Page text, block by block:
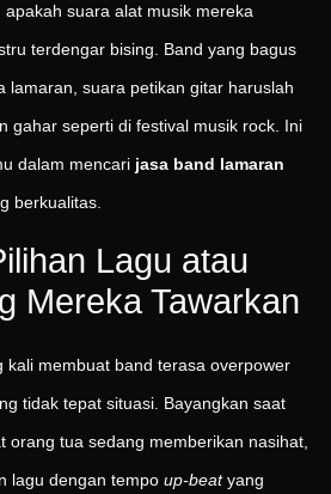
suara alat musik mereka
terdengar bising. Band yang bagus
lamaran, suara petikan gitar haruslah
gahar seperti di festival musik rock. Ini
dalam mencari jasa band lamaran
berkualitas.
Lagu atau
Mereka Tawarkan
kali membuat band terasa overpower
tidak tepat situasi. Bayangkan saat
orang tua sedang memberikan nasihat,
lagu dengan tempo up-beatyang